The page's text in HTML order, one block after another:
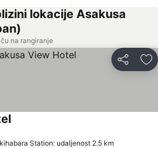
lokacije Asakusa
na rangiranje
Deli
Station: udaljenost 2.5 km